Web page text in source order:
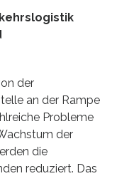
der
an der Rampe
Probleme
der
die
reduziert. Das